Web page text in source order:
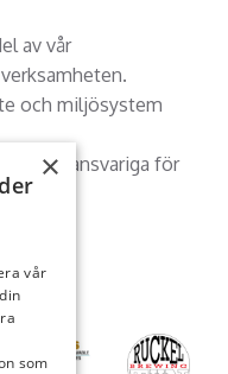
av vår
och miljösystem
arbete ansvariga för
×
vår
som